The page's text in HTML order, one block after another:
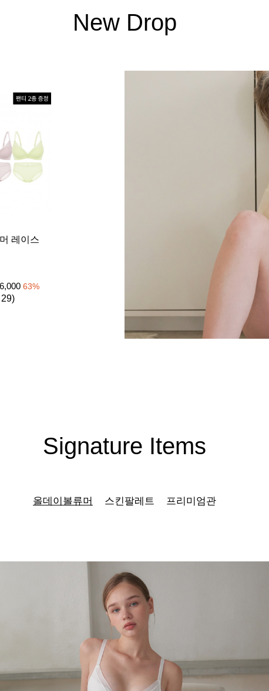
New Drop
레이스
63%
[26SS] 올데이
이트 1set
노와이어
105,000 39,000
4.8 (리뷰
Signature Items
올데이볼류머 스킨팔레트 프리미엄관